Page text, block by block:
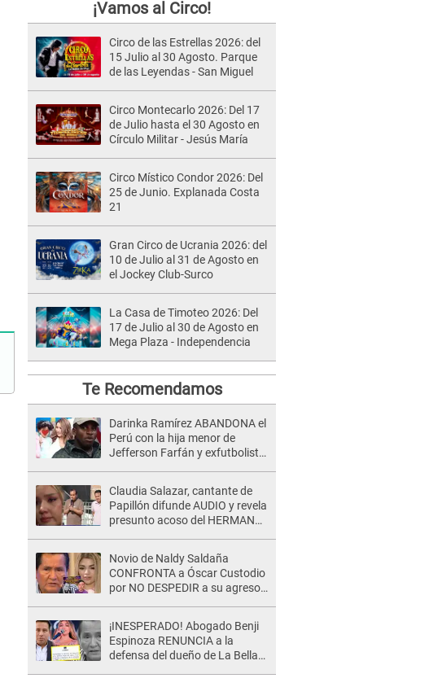
¡Vamos al Circo!
Circo de las Estrellas 2026: del
15 Julio al 30 Agosto. Parque
de las Leyendas - San Miguel
Circo Montecarlo 2026: Del 17
de Julio hasta el 30 Agosto en
Círculo Militar - Jesús María
Circo Místico Condor 2026: Del
25 de Junio. Explanada Costa
21
Gran Circo de Ucrania 2026: del
10 de Julio al 31 de Agosto en
el Jockey Club-Surco
La Casa de Timoteo 2026: Del
17 de Julio al 30 de Agosto en
Mega Plaza - Independencia
Te Recomendamos
Darinka Ramírez ABANDONA el
Perú con la hija menor de
Jefferson Farfán y exfutbolista
Claudia Salazar, cantante de
Papillón difunde AUDIO y revela
presunto acoso del HERMANO
shock"
Novio de Naldy Saldaña
CONFRONTA a Óscar Custodio
por NO DESPEDIR a su agresor
¡INESPERADO! Abogado Benji
Espinoza RENUNCIA a la
defensa del dueño de La Bella